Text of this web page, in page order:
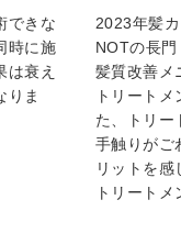
できな
時に施
は衰え
りま
2023年髪
NOTの長
髪質改善メ
トリート
た、トリー
手触りがご
リットを
トリートメ